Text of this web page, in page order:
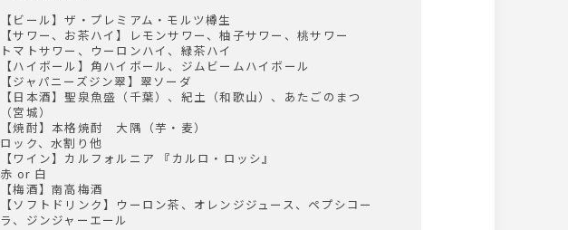
【ビール】ザ・プレミアム・モルツ樽生
【サワー、お茶ハイ】レモンサワー、柚子サワー、桃サワー
トマトサワー、ウーロンハイ、緑茶ハイ
【ハイボール】角ハイボール、ジムビームハイボール
【ジャパニーズジン翠】翠ソーダ
【日本酒】聖泉魚盛（千葉）、紀土（和歌山）、あたごのまつ
（宮城）
【焼酎】本格焼酎 大隅（芋・麦）
ロック、水割り他
【ワイン】カルフォルニア 『カルロ・ロッシ』
赤 or 白
【梅酒】南高梅酒
【ソフトドリンク】ウーロン茶、オレンジジュース、ペプシコー
ラ、ジンジャーエール